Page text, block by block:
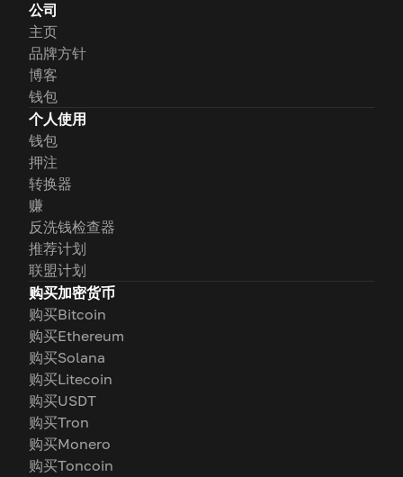
公司
主页
品牌方针
博客
钱包
个人使用
钱包
押注
转换器
赚
反洗钱检查器
推荐计划
联盟计划
购买加密货币
购买Bitcoin
购买Ethereum
购买Solana
购买Litecoin
购买USDT
购买Tron
购买Monero
购买Toncoin